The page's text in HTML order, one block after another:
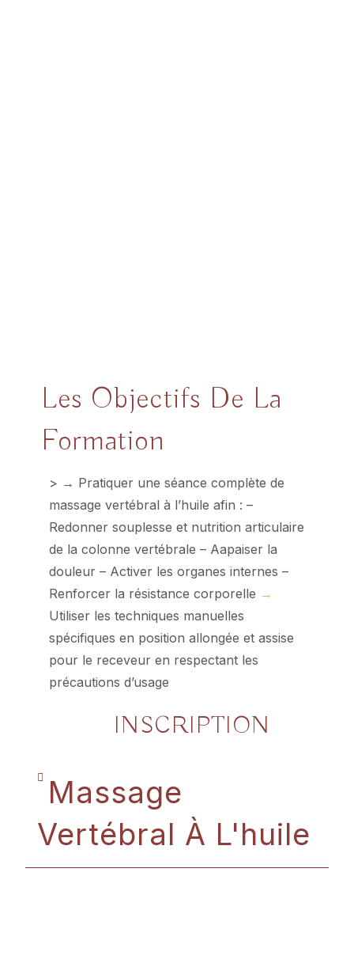
Les Objectifs De La
Formation
> → Pratiquer une séance complète de
massage vertébral à l’huile afin : –
Redonner souplesse et nutrition articulaire
de la colonne vertébrale – Aapaiser la
douleur – Activer les organes internes –
Renforcer la résistance corporelle →
Utiliser les techniques manuelles
spécifiques en position allongée et assise
pour le receveur en respectant les
précautions d’usage
INSCRIPTION
Massage
Vertébral À L'huile